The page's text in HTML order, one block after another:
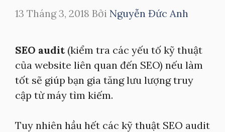
13 Tháng 3, 2018 Bởi Nguyễn Đức Anh
SEO audit(kiểm tra các yếu tố kỹ thuật
của website liên quan đến SEO) nếu làm
tốt sẽ giúp bạn gia tăng lưu lượng truy
cập từ máy tìm kiếm.
Tuy nhiên hầu hết các kỹ thuật SEO audit